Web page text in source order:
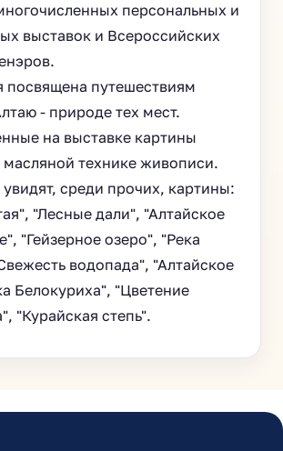
персональных и
выставок и Всероссийских
посвящена путешествиям
- природе тех мест.
на выставке картины
технике живописи.
среди прочих, картины:
"Лесные дали", "Алтайское
"Гейзерное озеро", "Река
водопада", "Алтайское
Белокуриха", "Цветение
"Курайская степь".